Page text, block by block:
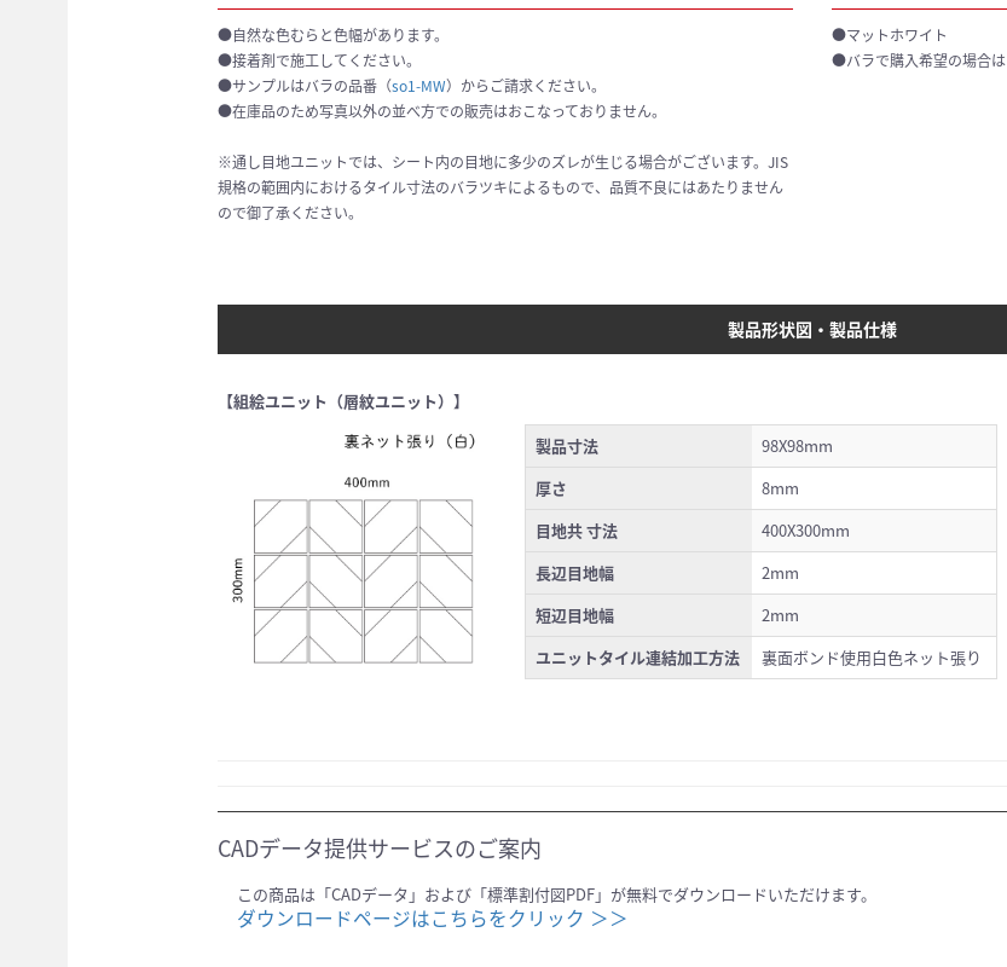
●自然な色むらと色幅があります。
●接着剤で施工してください。
●サンプルはバラの品番（so1-MW）からご請求ください。
●在庫品のため写真以外の並べ方での販売はおこなっておりません。
※通し目地ユニットでは、シート内の目地に多少のズレが生じる場合がございます。JIS
規格の範囲内におけるタイル寸法のバラツキによるもので、品質不良にはあたりません
ので御了承ください。
●マットホワイト
●バラで購入希望の場合は
製品形状図・製品仕様
【組絵ユニット（層紋ユニット）】
製品寸法
98X98mm
厚さ
8mm
目地共 寸法
400X300mm
長辺目地幅
2mm
短辺目地幅
2mm
ユニットタイル連結加工方法
裏面ボンド使用白色ネット張り
CADデータ提供サービスのご案内
この商品は「CADデータ」および「標準割付図PDF」が無料でダウンロードいただけます。
ダウンロードページはこちらをクリック ＞＞